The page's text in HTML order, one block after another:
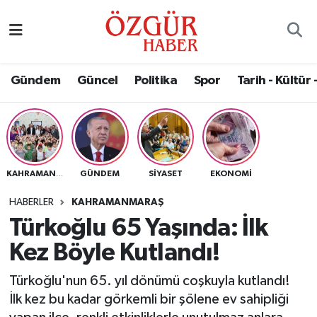
Gündem Güncel Politika Spor Tarih - Kültür
GÜNDEM SIYASET EKONOMI
HABERLER KAHRAMANMARAŞ
Türkoğlu 65 Yaşında: İlk
Kez Böyle Kutlandı!
Türkoğlu'nun 65. yıl dönümü coşkuyla kutlandı!
İlk kez bu kadar görkemli bir şölene ev sahipliği
Eğitim
Ekonomi
Güncel
Gündem
Politika
Nöbetçi Eczaneler
Namaz Vakitleri
Trafik Durumu
Süper Lig Puan Durumu ve Fikstür
Tüm Manşetler
Haber Arşivi